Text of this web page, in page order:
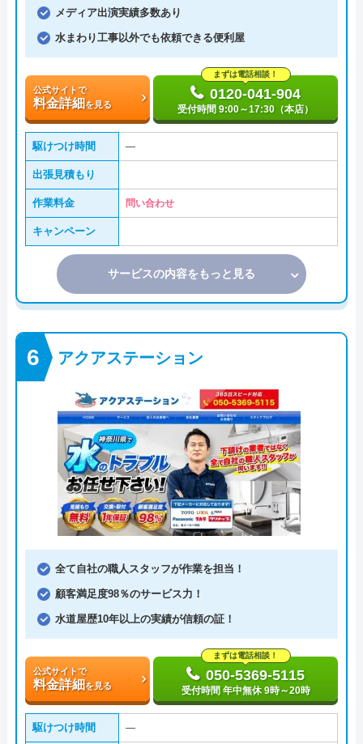
メディア出演実績多数あり
水まわり工事以外でも依頼できる便利屋
公式サイトで
料金詳細を見る
まずは電話相談！
0120-041-904
受付時間 9:00～17:30（本店）
駆けつけ時間 ―
出張見積もり
作業料金 問い合わせ
キャンペーン
サービスの内容をもっと見る
アクアステーション
全て自社の職人スタッフが作業を担当！
顧客満足度98％のサービス力！
水道屋歴10年以上の実績が信頼の証！
公式サイトで
料金詳細を見る
まずは電話相談！
050-5369-5115
受付時間 年中無休 9時～20時
駆けつけ時間 ―